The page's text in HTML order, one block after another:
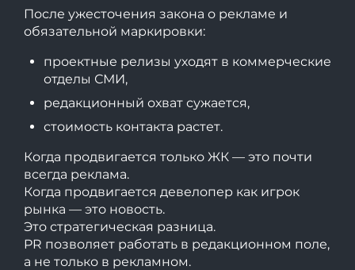
После ужесточения закона о рекламе и
обязательной маркировки:
проектные релизы уходят в коммерческие
отделы СМИ,
редакционный охват сужается,
стоимость контакта растет.
Когда продвигается только ЖК — это почти
всегда реклама.
Когда продвигается девелопер как игрок
рынка — это новость.
Это стратегическая разница.
PR позволяет работать в редакционном поле,
а не только в рекламном.